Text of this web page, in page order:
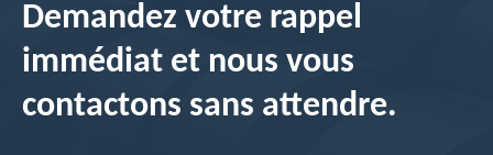
Demandez votre rappel
immédiat et nous vous
contactons sans attendre.